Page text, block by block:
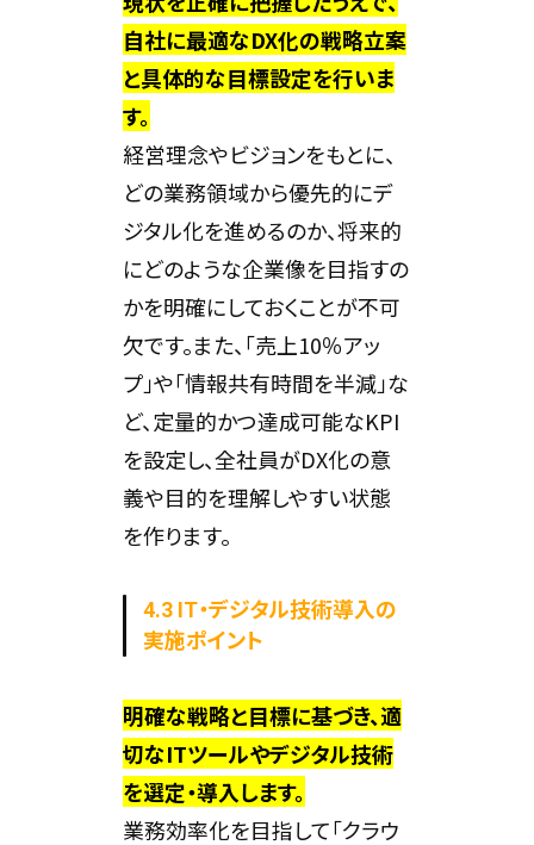
自社に最適なDX化の戦略立案
と具体的な目標設定を行いま
す。
経営理念やビジョンをもとに、
どの業務領域から優先的にデ
ジタル化を進めるのか、将来的
にどのような企業像を目指すの
かを明確にしておくことが不可
欠です。また、「売上10％アッ
プ」や「情報共有時間を半減」な
ど、定量的かつ達成可能なKPI
を設定し、全社員がDX化の意
義や目的を理解しやすい状態
を作ります。
4.3 IT・デジタル技術導入の
実施ポイント
明確な戦略と目標に基づき、適
切なITツールやデジタル技術
を選定・導入します。
業務効率化を目指して「クラウ